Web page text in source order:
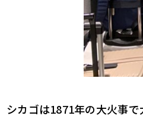
シカゴは1871年の大火事